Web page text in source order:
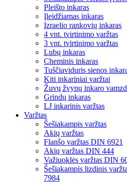
Pleišto inkaras
Įleidžiamas inkaras
Izraelio rankovių inkaras
4 vnt. tvirtinimo varžtas
3 vnt. tvirtinimo varžtas
Lubų inkaras
Cheminis inkaras
Tuščiaviduris sienos
Kiti inkariniai varžtai
Žuvų žvynų inkaro
Grindų inkaras
LJ inkarinis varžtas
Varžtas
Šešiakampis varžtas
Akių varžtas
Flanšo varžtas DIN 6921
Akių varžtas DIN 444
Važiuoklės varžtas DIN
Šešiakampis lizdinis
7984